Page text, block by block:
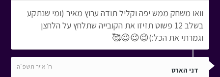
וואו משחק ממש יפה וקליל תודה ערוץ מאיר (ומי שנתקע
בשלב 12 פשוט תזיזו את הקובייה שתלחץ על הלחצן
וגמרתי את הכל:)😉😉😉🥰
דני הארט ח' אייר תשפ"ה